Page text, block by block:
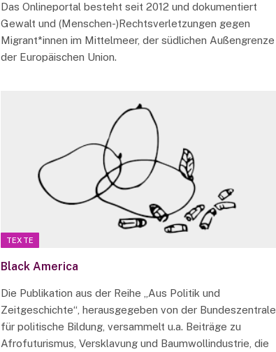
Das Onlineportal besteht seit 2012 und dokumentiert
Gewalt und (Menschen-)Rechtsverletzungen gegen
Migrant*innen im Mittelmeer, der südlichen Außengrenze
der Europäischen Union.
TEXTE
Black America
Die Publikation aus der Reihe „Aus Politik und
Zeitgeschichte“, herausgegeben von der Bundeszentrale
für politische Bildung, versammelt u.a. Beiträge zu
Afrofuturismus, Versklavung und Baumwollindustrie, die